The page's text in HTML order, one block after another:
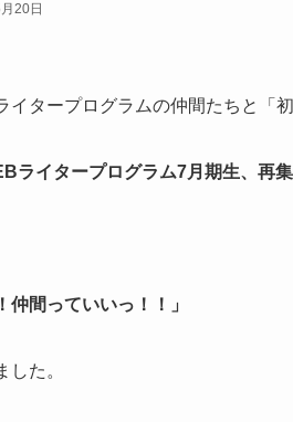
20日
タープログラムの仲間たちと「
ライタープログラム7月期生、再集
仲間っていいっ！！」
た。